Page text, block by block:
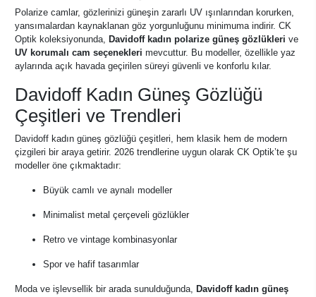
Polarize camlar, gözlerinizi güneşin zararlı UV ışınlarından korurken,
yansımalardan kaynaklanan göz yorgunluğunu minimuma indirir. CK
Optik koleksiyonunda, Davidoff kadın polarize güneş gözlükleri ve
UV korumalı cam seçenekleri mevcuttur. Bu modeller, özellikle yaz
aylarında açık havada geçirilen süreyi güvenli ve konforlu kılar.
Davidoff Kadın Güneş Gözlüğü
Çeşitleri ve Trendleri
Davidoff kadın güneş gözlüğü çeşitleri, hem klasik hem de modern
çizgileri bir araya getirir. 2026 trendlerine uygun olarak CK Optik’te şu
modeller öne çıkmaktadır:
Büyük camlı ve aynalı modeller
Minimalist metal çerçeveli gözlükler
Retro ve vintage kombinasyonlar
Spor ve hafif tasarımlar
Moda ve işlevsellik bir arada sunulduğunda, Davidoff kadın güneş